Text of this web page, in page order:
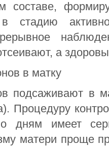
составе,
в стадию
а
в матку
подсаживают в
Процедуру
дням имеет
матери проще